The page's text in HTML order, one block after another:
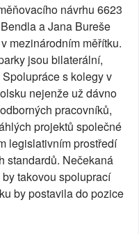
návrhu 6623
a Jana Bureše
mezinárodním měřítku.
jsou bilaterální,
s kolegy v
nejenže už dávno
pracovníků,
projektů společné
legislativním prostředí
standardů. Nečekaná
takovou spoluprací
by postavila do pozice